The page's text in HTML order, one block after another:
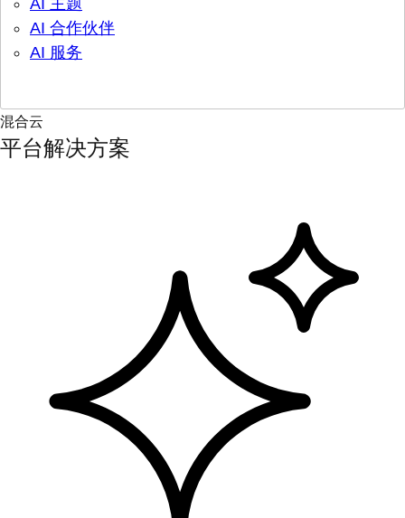
AI 主题
AI 合作伙伴
AI 服务
混合云
平台解决方案